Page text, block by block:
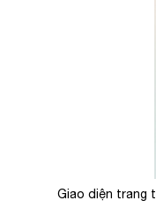
Giao diện trang